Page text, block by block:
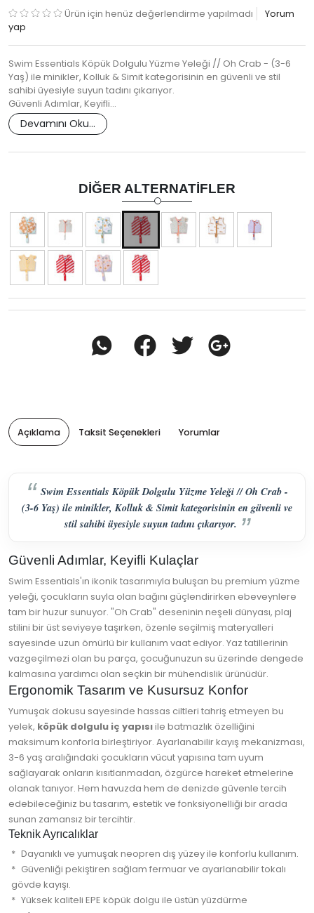
Ürün için henüz değerlendirme yapılmadı
Yorum
yap
Swim Essentials Köpük Dolgulu Yüzme Yeleği // Oh Crab - (3-6
Yaş) ile minikler, Kolluk & Simit kategorisinin en güvenli ve stil
sahibi üyesiyle suyun tadını çıkarıyor.
Güvenli Adımlar, Keyifli…
Devamını Oku...
DIĞER ALTERNATIFLER
Açıklama Taksit Seçenekleri Yorumlar
Swim Essentials Köpük Dolgulu Yüzme Yeleği // Oh Crab -
(3-6 Yaş) ile minikler, Kolluk & Simit kategorisinin en güvenli ve
stil sahibi üyesiyle suyun tadını çıkarıyor.
Güvenli Adımlar, Keyifli Kulaçlar
Swim Essentials'ın ikonik tasarımıyla buluşan bu premium yüzme
yeleği, çocukların suyla olan bağını güçlendirirken ebeveynlere
tam bir huzur sunuyor. "Oh Crab" deseninin neşeli dünyası, plaj
stilini bir üst seviyeye taşırken, özenle seçilmiş materyalleri
sayesinde uzun ömürlü bir kullanım vaat ediyor. Yaz tatillerinin
vazgeçilmezi olan bu parça, çocuğunuzun su üzerinde dengede
kalmasına yardımcı olan seçkin bir mühendislik ürünüdür.
Ergonomik Tasarım ve Kusursuz Konfor
Yumuşak dokusu sayesinde hassas ciltleri tahriş etmeyen bu
yelek, köpük dolgulu iç yapısıile batmazlık özelliğini
maksimum konforla birleştiriyor. Ayarlanabilir kayış mekanizması,
3-6 yaş aralığındaki çocukların vücut yapısına tam uyum
sağlayarak onların kısıtlanmadan, özgürce hareket etmelerine
olanak tanıyor. Hem havuzda hem de denizde güvenle tercih
edebileceğiniz bu tasarım, estetik ve fonksiyonelliği bir arada
sunan zamansız bir tercihtir.
Teknik Ayrıcalıklar
Dayanıklı ve yumuşak neopren dış yüzey ile konforlu kullanım.
Güvenliği pekiştiren sağlam fermuar ve ayarlanabilir tokalı
gövde kayışı.
Yüksek kaliteli EPE köpük dolgu ile üstün yüzdürme